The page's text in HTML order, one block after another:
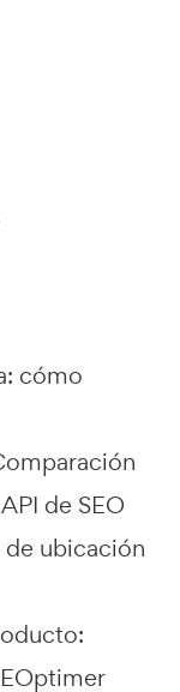
cómo
de SEO
ubicación